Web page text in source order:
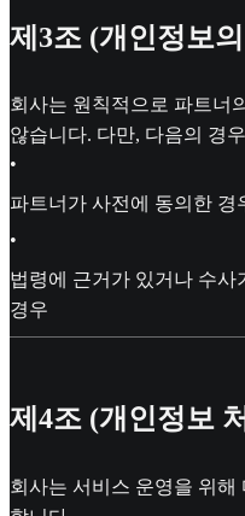
제3조 (개인정보
회사는 원칙적으로 파트너
않습니다. 다만, 다음의 경
•
파트너가 사전에 동의한 경
•
법령에 근거가 있거나 수
경우
제4조 (개인정보
회사는 서비스 운영을 위